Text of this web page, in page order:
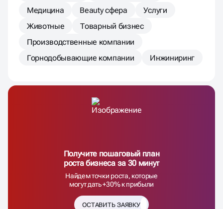
Медицина
Beauty сфера
Услуги
Животные
Товарный бизнес
Производственные компании
Горнодобывающие компании
Инжиниринг
Получите пошаговый план
роста бизнеса за 30 минут
Найдем точки роста, которые
могут дать +30% к прибыли
ОСТАВИТЬ ЗАЯВКУ